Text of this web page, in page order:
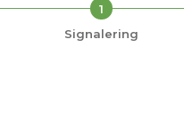
1
Signalering